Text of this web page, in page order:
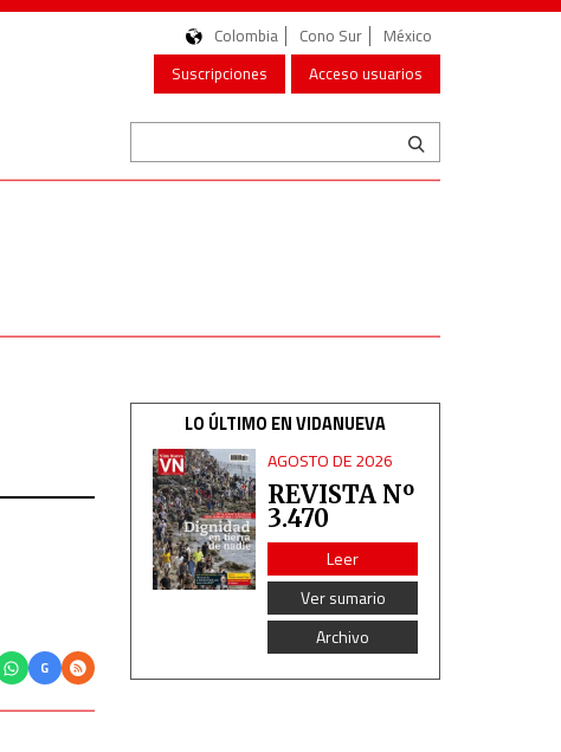
Colombia Cono Sur
México
Suscripciones
Acceso usuarios
G
LO ÚLTIMO EN VIDANUEVA
AGOSTO DE 2026
REVISTA Nº
3.470
Leer
Ver sumario
Archivo